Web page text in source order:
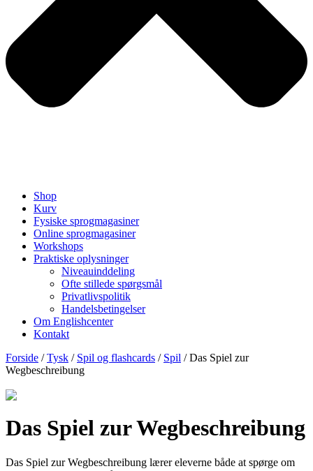
Shop
Kurv
Fysiske sprogmagasiner
Online sprogmagasiner
Workshops
Praktiske oplysninger
Niveauinddeling
Ofte stillede spørgsmål
Privatlivspolitik
Handelsbetingelser
Om Englishcenter
Kontakt
Forside /Tysk / Spil og flashcards / Spil / Das Spiel zur
Wegbeschreibung
Das Spiel zur Wegbeschreibung
Das Spiel zur Wegbeschreibung lærer eleverne både at spørge om